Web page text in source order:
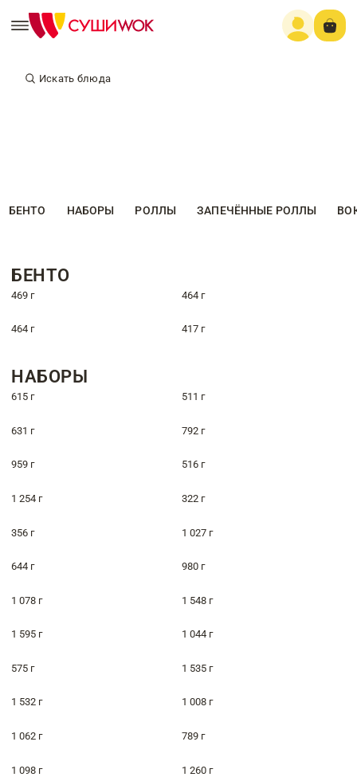
Искать блюда
БЕНТО НАБОРЫ РОЛЛЫ ЗАПЕЧЁННЫЕ РОЛЛЫ
БЕНТО
469 г 464 г
464 г 417 г
НАБОРЫ
615 г 511 г
631 г 792 г
959 г 516 г
1 254 г 322 г
356 г 1 027 г
644 г 980 г
1 078 г 1 548 г
1 595 г 1 044 г
575 г 1 535 г
1 532 г 1 008 г
1 062 г 789 г
1 098 г 1 260 г